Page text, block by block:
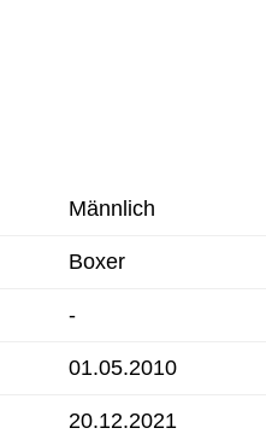
Männlich
Boxer
-
01.05.2010
20.12.2021